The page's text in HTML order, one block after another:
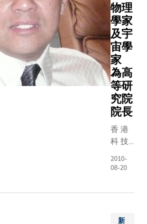
亦 將
制 訂
策 略
， 以
加 強
對 大
學 的
支 持
， 並
拓 大
各 界
對 科
大 的
捐 獻
康 於
一 身
的 工
具 。
這 些
工 具
包 括
幫 助
視 障
人 士
電 腦
文 檔
打 印
問 題
字 打
、 延
活 動 ；
科 大 是
獲 得 這
殊 榮 的
三 家 機
構 之 一
。 在 頒
獎 禮 上
， 科 大
副 校 長
（ 行 政
） 黃 玉
說 ： 「
物理
學家
及宇
宙學
家
為高
等研
究院
院長
香 港
科 技
（ 科
2010-
08-20
新